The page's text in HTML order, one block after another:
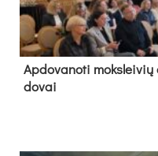
Ap­do­va­no­ti
do­vai